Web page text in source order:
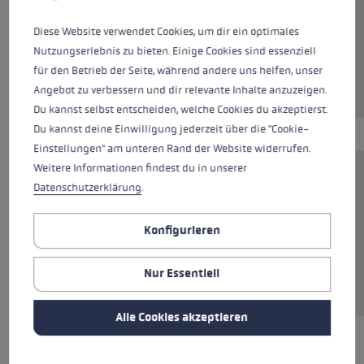
Farben lightgrey-dark anthracite
Stufenlos anpassbare Schlaufe mit breiter
Hand sicher umschliesst. Das elastische
Einhängeband erlaubt vielfältige
Griffpositionen und hält den Stock immer bei
der Hand, auch wenn man loslässt.
Diese Website verwendet Cookies, um dir ein optimales
Nutzungserlebnis zu bieten. Einige Cookies sind essenziell
für den Betrieb der Seite, während andere uns helfen, unser
Angebot zu verbessern und dir relevante Inhalte anzuzeigen.
Du kannst selbst entscheiden, welche Cookies du akzeptierst.
Du kannst deine Einwilligung jederzeit über die "Cookie-
Einstellungen" am unteren Rand der Website widerrufen.
Weitere Informationen findest du in unserer
Datenschutzerklärung.
Konfigurieren
Nur Essentiell
Alle Cookies akzeptieren